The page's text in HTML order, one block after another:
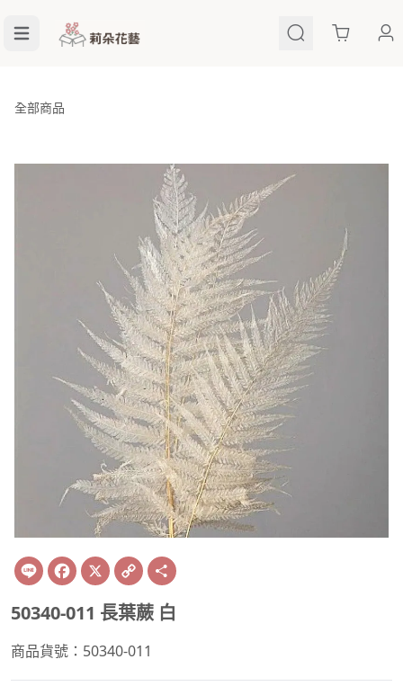
Cart
全部商品
Line Facebook
X Copy
Link
50340-011 長葉蕨 白
商品貨號：50340-011